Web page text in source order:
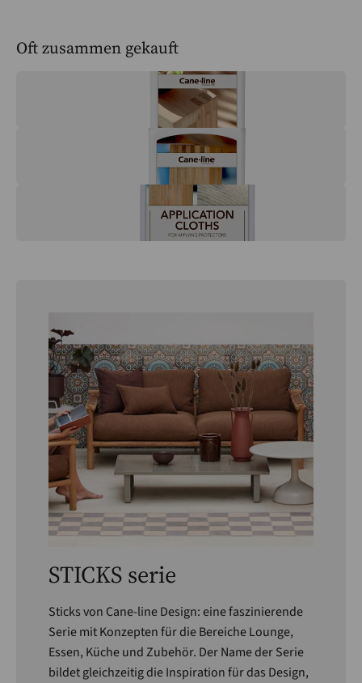
Oft zusammen gekauft
STICKS serie
Sticks von Cane-line Design: eine faszinierende
Serie mit Konzepten für die Bereiche Lounge,
Essen, Küche und Zubehör. Der Name der Serie
bildet gleichzeitig die Inspiration für das Design,